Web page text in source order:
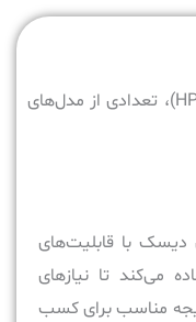
در حوزه استوریج MSA شرکت اچ‌پی (HP)، تعدادی از مدل‌های
دیسک با قابلیت‌های
می‌کند تا نیازهای
مناسب برای کسب